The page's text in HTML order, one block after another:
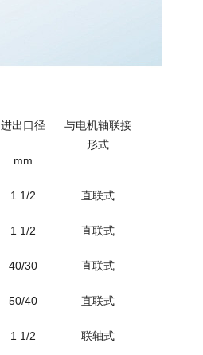
进出口径
mm
与电机轴联接
形式
1 1/2 直联式
1 1/2 直联式
40/30 直联式
50/40 直联式
1 1/2 联轴式